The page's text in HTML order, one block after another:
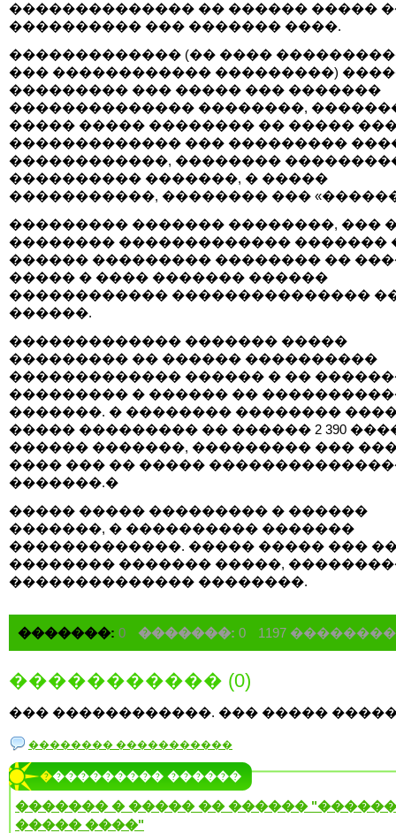
�������������� �� ������ �����
���������� ��� ������� ����.
������������� (�� ����
��� ������������ ���������)
��������� ��� ����� ��� �������
�������������� ��������,
����� ����� �������� �� �����
������������� ��� ���������
������������, ��������
���������� �������, � �����
�����������, �������� ���
��������� ������� ��������, ���
�������� ������������� �������
������ ��������� �������� ��
����� � ���� ������� ������
������������ ���������������
������.
������������� ������� �����
��������� �� ������ ����������
������������� ������ � ��
��������� � ������ ��
�������. � �������� ��������
����� ��������� �� ������ 2 390
������ �������, ��������� ���
���� ��� �� �����
�������.�
����� ����� ��������� � ������
�������, � ���������� �������
�������������. ����� ����� ���
�������� ������� �����,
�������������� ��������.
�������: 0 �������: 0 1197
����������� (0)
��� ������������. ��� �����
�������� �����������
���������� ������
������� � ����� �� ������
����� ����"